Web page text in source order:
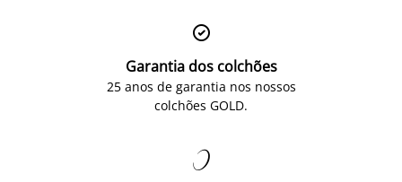

Garantia dos colchões
25 anos de garantia nos nossos
colchões GOLD.
